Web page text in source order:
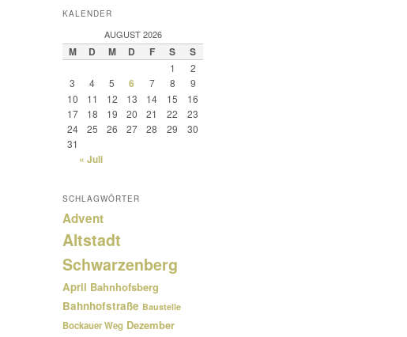
KALENDER
AUGUST 2026
M D M D F S S
1
2
3
4 5 6 7 8
9
10
11 12 13 14 15
16
17
18 19 20 21 22
23
24
25 26 27 28 29
30
31
« Juli
SCHLAGWÖRTER
Advent
Altstadt
Schwarzenberg
April Bahnhofsberg
Bahnhofstraße Baustelle
Bockauer Weg Dezember